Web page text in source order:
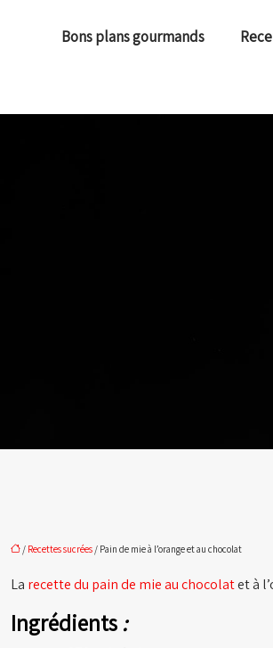
Bons plans gourmands
/ Recettes sucrées / Pain de mie à l’orange et au chocolat
La recette du pain de mieau chocolatet à
Ingrédients :